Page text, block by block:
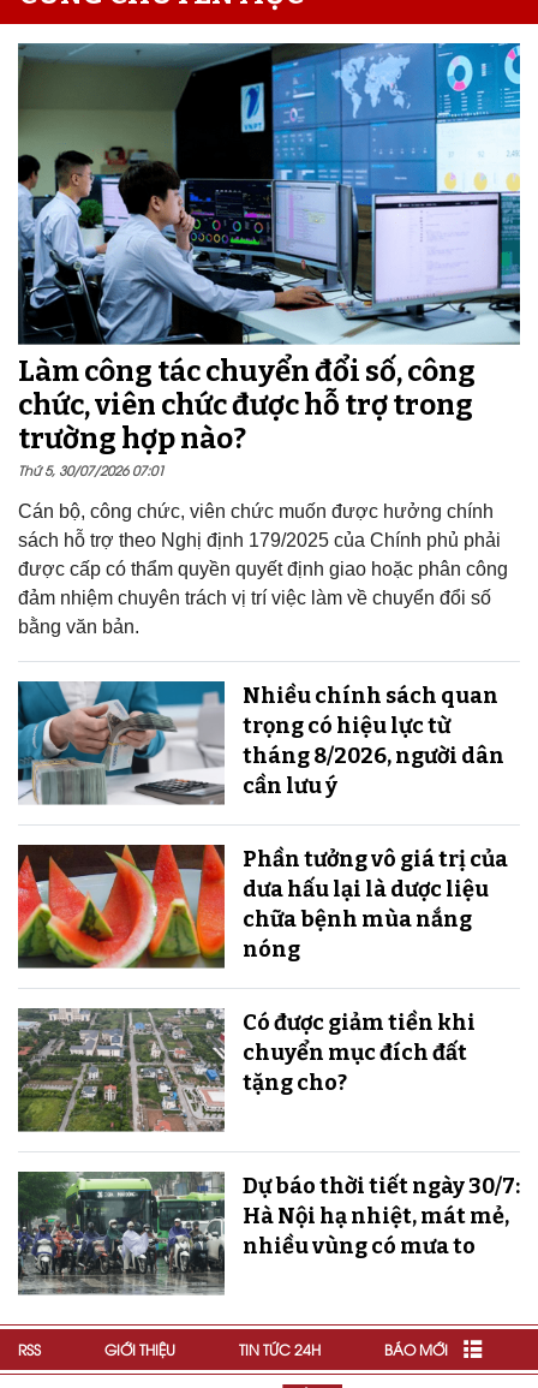
Làm công tác chuyển đổi số, công
chức, viên chức được hỗ trợ trong
trường hợp nào?
Thứ 5, 30/07/2026 07:01
Cán bộ, công chức, viên chức muốn được hưởng chính
sách hỗ trợ theo Nghị định 179/2025 của Chính phủ phải
được cấp có thẩm quyền quyết định giao hoặc phân công
đảm nhiệm chuyên trách vị trí việc làm về chuyển đổi số
bằng văn bản.
Nhiều chính sách quan
trọng có hiệu lực từ
tháng 8/2026, người dân
cần lưu ý
Phần tưởng vô giá trị của
dưa hấu lại là dược liệu
chữa bệnh mùa nắng
nóng
Có được giảm tiền khi
chuyển mục đích đất
tặng cho?
Dự báo thời tiết ngày 30/7:
Hà Nội hạ nhiệt, mát mẻ,
nhiều vùng có mưa to
RSS GIỚI THIỆU TIN TỨC 24H BÁO MỚI